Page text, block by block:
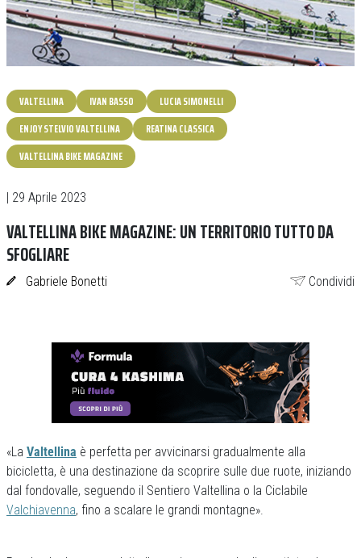
VALTELLINA IVAN BASSO
LUCIA SIMONELLI
ENJOY STELVIO VALTELLINA
REATINA CLASSICA
VALTELLINA BIKE MAGAZINE
| 29 Aprile 2023
VALTELLINA BIKE MAGAZINE: UN TERRITORIO TUTTO DA
SFOGLIARE
Gabriele Bonetti Condividi
«La Valtellina è perfetta per avvicinarsi gradualmente alla
bicicletta, è una destinazione da scoprire sulle due ruote, iniziando
dal fondovalle, seguendo il Sentiero Valtellina o la Ciclabile
Valchiavenna, fino a scalare le grandi montagne».